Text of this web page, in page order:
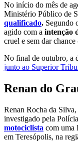
No início do mês de
Ministério Público de
qualificado. Segundo
agido com a intenção
cruel e sem dar
No final de outubro, a
junto ao Superior
Renan do
Renan Rocha da
investigado pela
motociclista com uma
em Teresópolis, na